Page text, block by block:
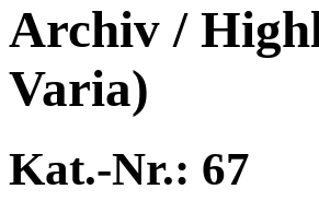
Archiv /
Varia)
Kat.-Nr.: 67